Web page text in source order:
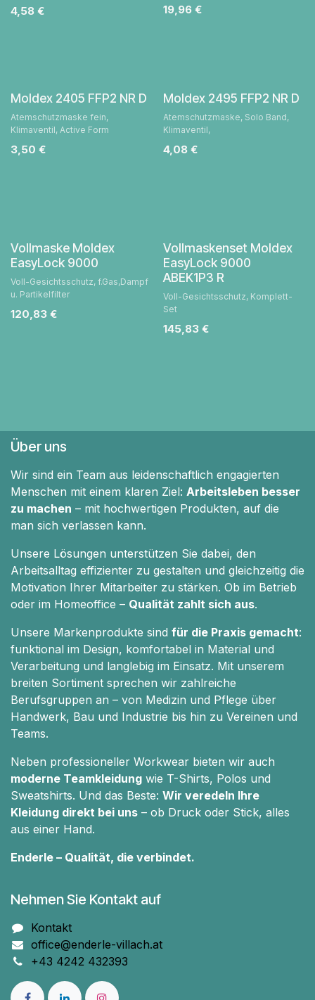
4,58 € 19,96€
Moldex 2405 FFP2 NR D
Atemschutzmaske fein,
Klimaventil, Active Form
3,50 €
Moldex 2495 FFP2 NR D
Atemschutzmaske, Solo Band,
Klimaventil,
4,08€
Vollmaske Moldex
EasyLock 9000
Voll-Gesichtsschutz, f.Gas,Dampf
u. Partikelfilter
120,83 €
Vollmaskenset Moldex
EasyLock 9000
ABEK1P3 R
Voll-Gesichtsschutz, Komplett-
Set
145,83€
Über uns
Wir sind ein Team aus leidenschaftlich engagierten
Menschen mit einem klaren Ziel: Arbeitsleben besser
zu machen – mit hochwertigen Produkten, auf die
man sich verlassen kann.
Unsere Lösungen unterstützen Sie dabei, den
Arbeitsalltag effizienter zu gestalten und gleichzeitig die
Motivation Ihrer Mitarbeiter zu stärken. Ob im Betrieb
oder im Homeoffice – Qualität zahlt sich aus.
Unsere Markenprodukte sind für die Praxis gemacht:
funktional im Design, komfortabel in Material und
Verarbeitung und langlebig im Einsatz. Mit unserem
breiten Sortiment sprechen wir zahlreiche
Berufsgruppen an – von Medizin und Pflege über
Handwerk, Bau und Industrie bis hin zu Vereinen und
Teams.
Neben professioneller Workwear bieten wir auch
moderne Teamkleidung wie T-Shirts, Polos und
Sweatshirts. Und das Beste: Wir veredeln Ihre
Kleidung direkt bei uns – ob Druck oder Stick, alles
aus einer Hand.
Enderle – Qualität, die verbindet.
Nehmen Sie Kontakt auf
Kontakt
office@enderle-villach.at
+43 4242 432393